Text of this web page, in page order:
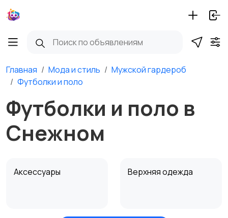
Главная Мода и стиль
Мужской гардероб
Футболки и поло
Футболки и поло в
Снежном
Аксессуары Верхняя одежда